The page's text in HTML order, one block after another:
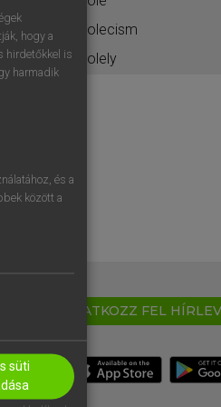
solecism
solely
IRATKOZZ FEL
hogy a
hirdetőkkel is
harmadik
és a
között a
süti